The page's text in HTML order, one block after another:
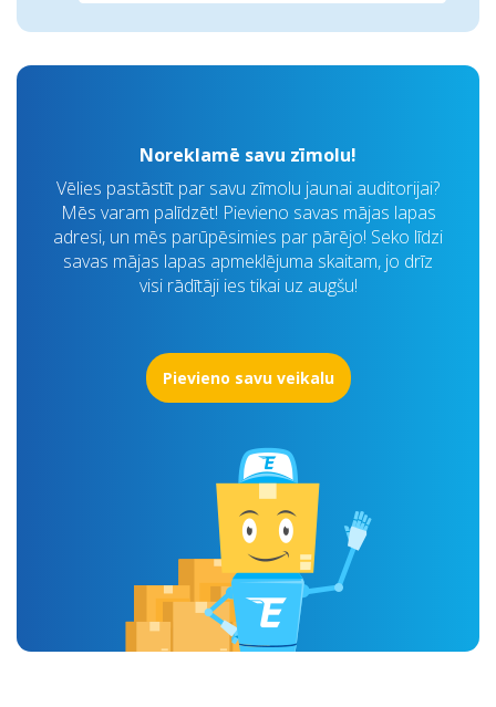
Noreklamē savu zīmolu!
Vēlies pastāstīt par savu zīmolu jaunai auditorijai?
Mēs varam palīdzēt! Pievieno savas mājas lapas
adresi, un mēs parūpēsimies par pārējo! Seko līdzi
savas mājas lapas apmeklējuma skaitam, jo drīz
visi rādītāji ies tikai uz augšu!
Pievieno savu veikalu